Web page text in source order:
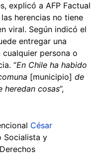
explicó a AFP Factual
herencias no tiene
viral. Según indicó el
entregar una
persona o
“En Chile ha habido
[municipio] de
heredan cosas”,
César
Socialista y